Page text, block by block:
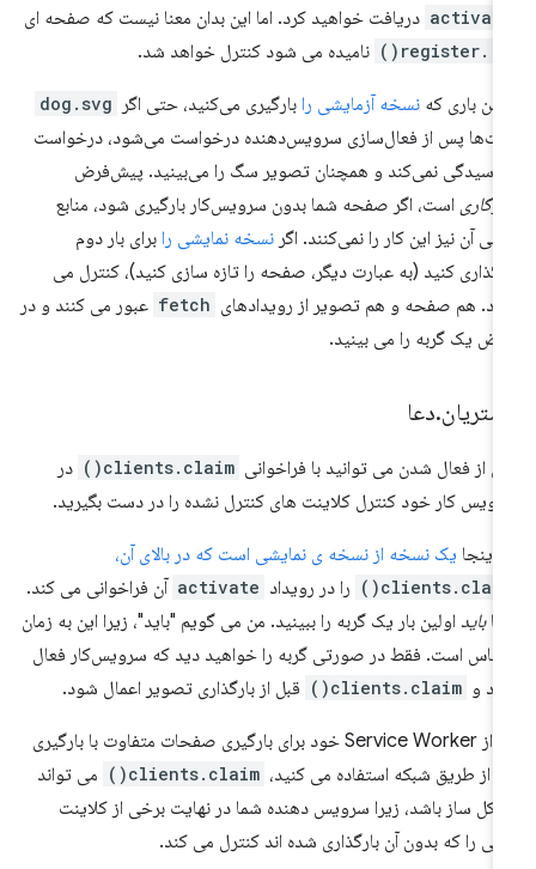
دریافت خواهید کرد. اما این بدان معنا نیست که صفحه ای
نامیده می شود کنترل خواهد شد.
باری که نسخه آزمایشی رابارگیری می‌کنید، حتی اگر dog.svg
پس از فعال‌سازی سرویس‌دهنده درخواست می‌شود، درخواست
رسیدگی نمی‌کند و همچنان تصویر سگ را می‌بینید. پیش‌فرض
است، اگر صفحه شما بدون سرویس‌کار بارگیری شود، منابع
آن نیز این کار را نمی‌کنند. اگر نسخه نمایشی رابرای بار دوم
کنید (به عبارت دیگر، صفحه را تازه سازی کنید)، کنترل می
هم صفحه و هم تصویر از رویدادهای fetch عبور می کنند و در
یک گربه را می بینید.
.دعا
از فعال شدن می توانید با فراخوانی clients.claim()
در
کار خود کنترل کلاینت های کنترل نشده را در دست بگیرید.
اینجایک نسخه از نسخه ی نمایشی است که در بالای آن،
را در رویداد activate آن فراخوانی می کند.
باید اولین بار یک گربه را ببینید. من می گویم "باید"، زیرا این به زمان
است. فقط در صورتی گربه را خواهید دید که سرویس‌کار فعال
clients.claim() قبل از بارگذاری تصویر اعمال شود.
اگر از Service Worker خود برای بارگیری صفحات متفاوت با بارگیری
از طریق شبکه استفاده می کنید، clients.claim()
می تواند
ساز باشد، زیرا سرویس دهنده شما در نهایت برخی از کلاینت
را که بدون آن بارگذاری شده اند کنترل می کند.